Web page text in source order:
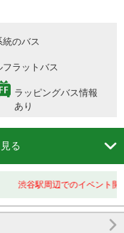
統のバス
フラットバス
ラッピングバス情報
あり
る 
渋谷駅周辺でのイベント開
